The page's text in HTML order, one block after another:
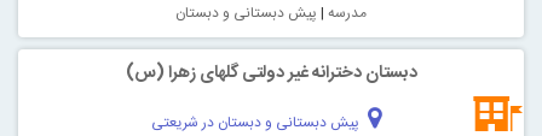
مدرسه | پیش دبستانی و دبستان
دبستان دخترانه غیر دولتی گلهای زهرا (س)
پیش دبستانی و دبستان در شریعتی